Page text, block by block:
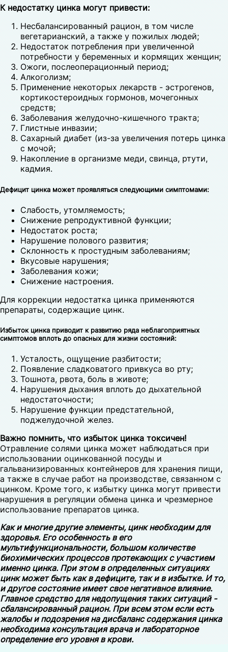
К недостатку цинка могут привести:
Несбалансированный рацион, в том числе
вегетарианский, а также у пожилых людей;
Недостаток потребления при увеличенной
потребности у беременных и кормящих женщин;
Ожоги, послеоперационный период;
Алкоголизм;
Применение некоторых лекарств - эстрогенов,
кортикостероидных гормонов, мочегонных
средств;
Заболевания желудочно-кишечного тракта;
Глистные инвазии;
Сахарный диабет (из-за увеличения потерь цинка
с мочой;
Накопление в организме меди, свинца, ртути,
кадмия.
Дефицит цинка может проявляться следующими симптомами:
Слабость, утомляемость;
Снижение репродуктивной функции;
Недостаток роста;
Нарушение полового развития;
Склонность к простудным заболеваниям;
Вкусовые нарушения;
Заболевания кожи;
Снижение настроения.
Для коррекции недостатка цинка применяются
препараты, содержащие цинк.
Избыток цинка приводит к развитию ряда неблагоприятных
симптомов вплоть до опасных для жизни состояний:
Усталость, ощущение разбитости;
Появление сладковатого привкуса во рту;
Тошнота, рвота, боль в животе;
Нарушения дыхания вплоть до дыхательной
недостаточности;
Нарушение функции предстательной,
поджелудочной желез.
Важно помнить, что избыток цинка токсичен!
Отравление солями цинка может наблюдаться при
использовании оцинкованной посуды и
гальванизированных контейнеров для хранения пищи,
а также в случае работ на производстве, связанном с
цинком. Кроме того, к избытку цинка могут привести
нарушения в регуляции обмена цинка и чрезмерное
использование препаратов цинка.
Как и многие другие элементы, цинк необходим для
здоровья. Его особенность в его
мультифункциональности, большом количестве
биохимических процессов протекающих с участием
именно цинка. При этом в определенных ситуациях
цинк может быть как в дефиците, так и в избытке. И то,
и другое состояние имеет свое негативное влияние.
Главное средство для недопущения таких ситуаций -
сбалансированный рацион. При всем этом если есть
жалобы и подозрения на дисбаланс содержания цинка
необходима консультация врача и лабораторное
определение его уровня в крови.